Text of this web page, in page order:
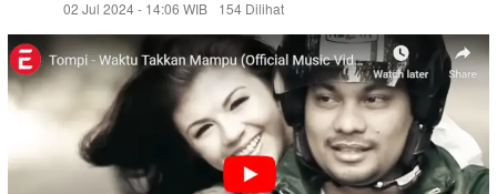
02 Jul 2024 - 14:06 WIB
154 Dilihat